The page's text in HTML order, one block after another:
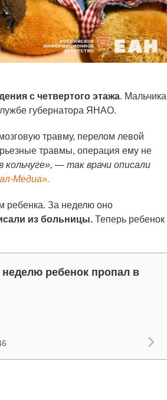
с четвертого этажа. Мальчика
губернатора ЯНАО.
травму, перелом левой
травмы, операция ему не
— так врачи описали
Медиа».
ребенка. За неделю оно
из больницы. Теперь ребенок
неделю ребенок пропал в